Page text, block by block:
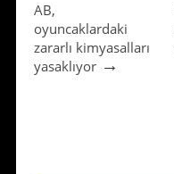
AB,
oyuncaklardaki
zararlı kimyasalları
yasaklıyor→